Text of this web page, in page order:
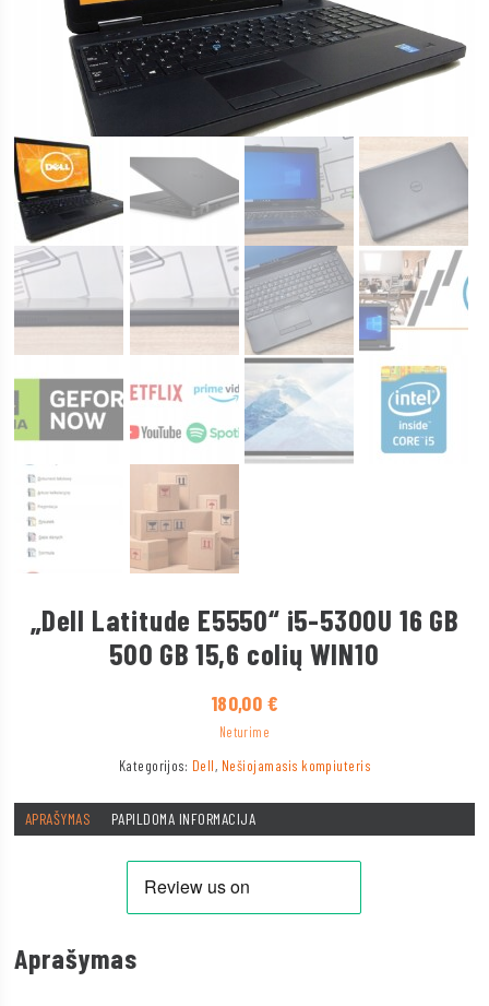
„Dell Latitude E5550“ i5-5300U 16 GB
500 GB 15,6 colių WIN10
180,00 €
Neturime
Kategorijos: Dell, Nešiojamasis kompiuteris
APRAŠYMAS PAPILDOMA INFORMACIJA
Aprašymas